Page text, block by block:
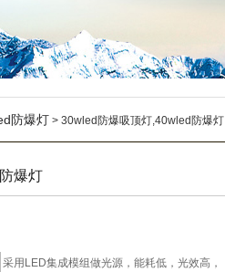
防爆灯 > 30wled防爆吸顶灯,40wled防爆灯
爆灯
用LED集成模组做光源，能耗低，光效高，